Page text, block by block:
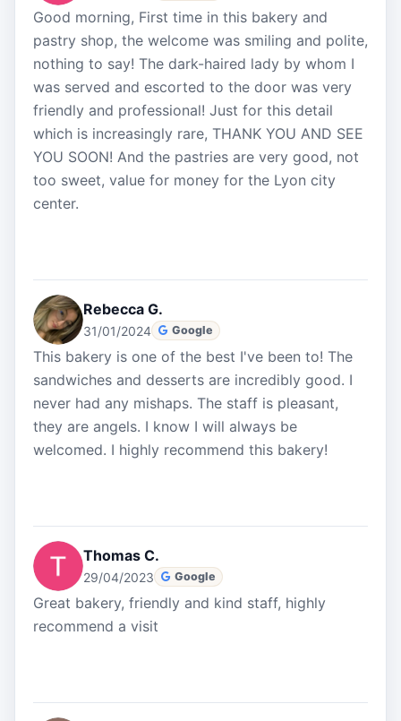
Good morning, First time in this bakery and
pastry shop, the welcome was smiling and polite,
nothing to say! The dark-haired lady by whom I
was served and escorted to the door was very
friendly and professional! Just for this detail
which is increasingly rare, THANK YOU AND SEE
YOU SOON! And the pastries are very good, not
too sweet, value for money for the Lyon city
center.
Rebecca G.
31/01/2024 Google
This bakery is one of the best I've been to! The
sandwiches and desserts are incredibly good. I
never had any mishaps. The staff is pleasant,
they are angels. I know I will always be
welcomed. I highly recommend this bakery!
Thomas C.
29/04/2023 Google
Great bakery, friendly and kind staff, highly
recommend a visit